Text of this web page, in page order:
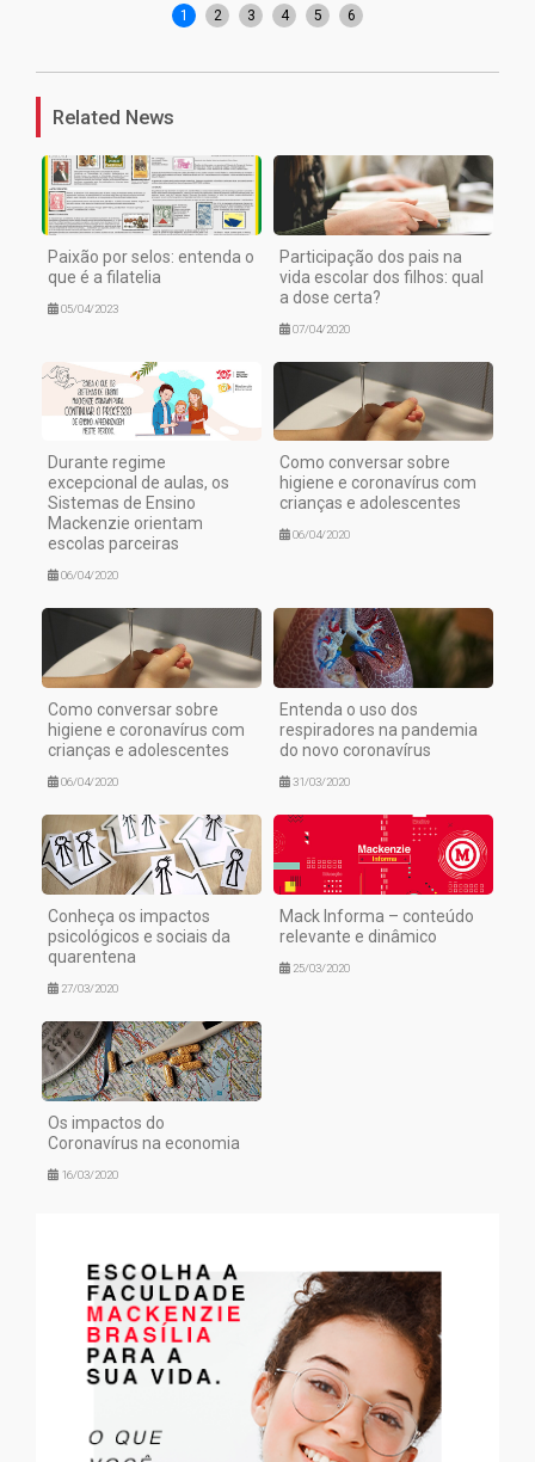
1 2 3 4 5 6
Related News
Paixão por selos: entenda o
que é a filatelia
05/04/2023
Participação dos pais na
vida escolar dos filhos: qual
a dose certa?
07/04/2020
Durante regime
excepcional de aulas, os
Sistemas de Ensino
Mackenzie orientam
escolas parceiras
06/04/2020
Como conversar sobre
higiene e coronavírus com
crianças e adolescentes
06/04/2020
Como conversar sobre
higiene e coronavírus com
crianças e adolescentes
06/04/2020
Entenda o uso dos
respiradores na pandemia
do novo coronavírus
31/03/2020
Conheça os impactos
psicológicos e sociais da
quarentena
27/03/2020
Mack Informa – conteúdo
relevante e dinâmico
25/03/2020
Os impactos do
Coronavírus na economia
16/03/2020